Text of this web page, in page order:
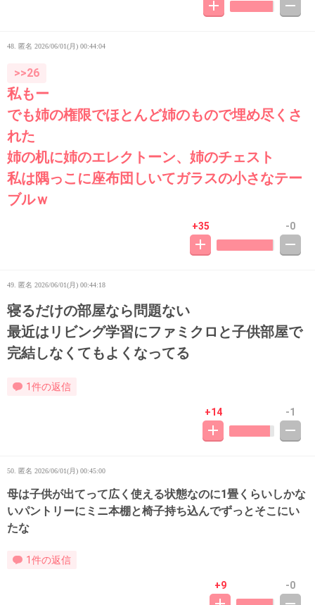
48. 匿名 2026/06/01(月) 00:44:04
>>26
私もー
でも姉の権限でほとんど姉のもので埋め尽くさ
れた
姉の机に姉のエレクトーン、姉のチェスト
私は隅っこに座布団しいてガラスの小さなテー
ブルｗ
+35 -0
49. 匿名 2026/06/01(月) 00:44:18
寝るだけの部屋なら問題ない
最近はリビング学習にファミクロと子供部屋で
完結しなくてもよくなってる
1件の返信
+14 -1
50. 匿名 2026/06/01(月) 00:45:00
母は子供が出てって広く使える状態なのに1畳くらいしかな
いパントリーにミニ本棚と椅子持ち込んでずっとそこにい
たな
1件の返信
+9 -0